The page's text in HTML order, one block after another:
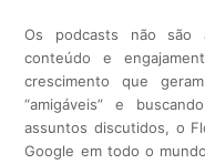
Os podcasts não são
conteúdo e
crescimento que
“amigáveis” e
assuntos discutidos, o
Google em todo o